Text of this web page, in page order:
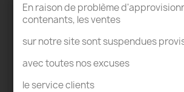
En raison de problème
contenants, les ventes
sur notre site sont suspendues
avec toutes nos excuses
le service clients